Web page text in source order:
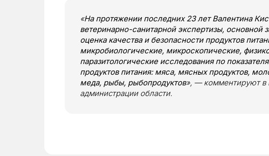
«На протяжении последних 23 лет Валентина
ветеринарно-санитарной экспертизы, основной
оценка качества и безопасности продуктов
микробиологические, микроскопические,
паразитологические исследования по
продуктов питания: мяса, мясных продуктов,
меда, рыбы, рыбопродуктов», — комментируют в
администрации области.